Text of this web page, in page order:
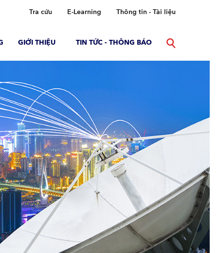
Tra cứu E-Learning Thông tin - Tài liệu
GIỚI THIỆU TIN TỨC - THÔNG BÁO